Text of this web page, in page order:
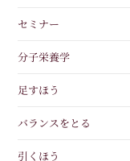
セミナー
分子栄養学
足すほう
バランスをとる
引くほう